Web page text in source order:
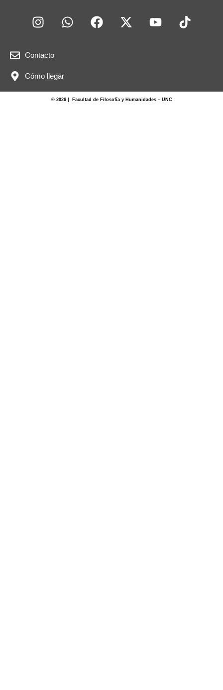
Contacto
Cómo llegar
© 2026 | Facultad de Filosofía y Humanidades – UNC